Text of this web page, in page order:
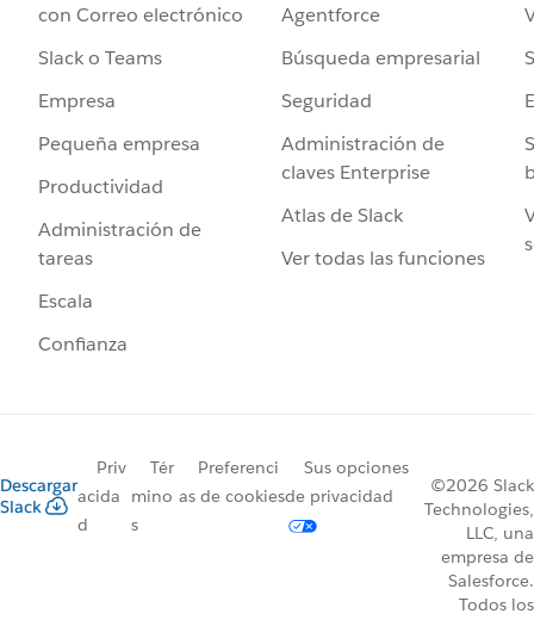
con Correo electrónico
Slack o Teams
Empresa
Pequeña empresa
Productividad
Administración de
tareas
Escala
Confianza
Agentforce
Búsqueda empresarial
Seguridad
Administración de
claves Enterprise
Atlas de Slack
Ver todas las funciones
Descargar
Slack
Priv
acida
d
Tér
mino
s
Preferenci
as de cookies
Sus opciones
de privacidad
©2026 Slack
Technologies,
LLC, una
empresa de
Salesforce.
Todos los